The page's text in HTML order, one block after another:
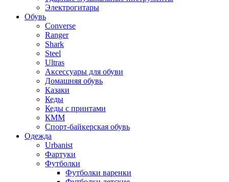
Электрогитары
Обувь
Converse
Ranger
Shark
Steel
Ultras
Аксессуары для обуви
Домашняя обувь
Казаки
Кеды
Кеды с принтами
КММ
Спорт-байкерская обувь
Одежда
Urbanist
Фартуки
Футболки
Футболки варенки